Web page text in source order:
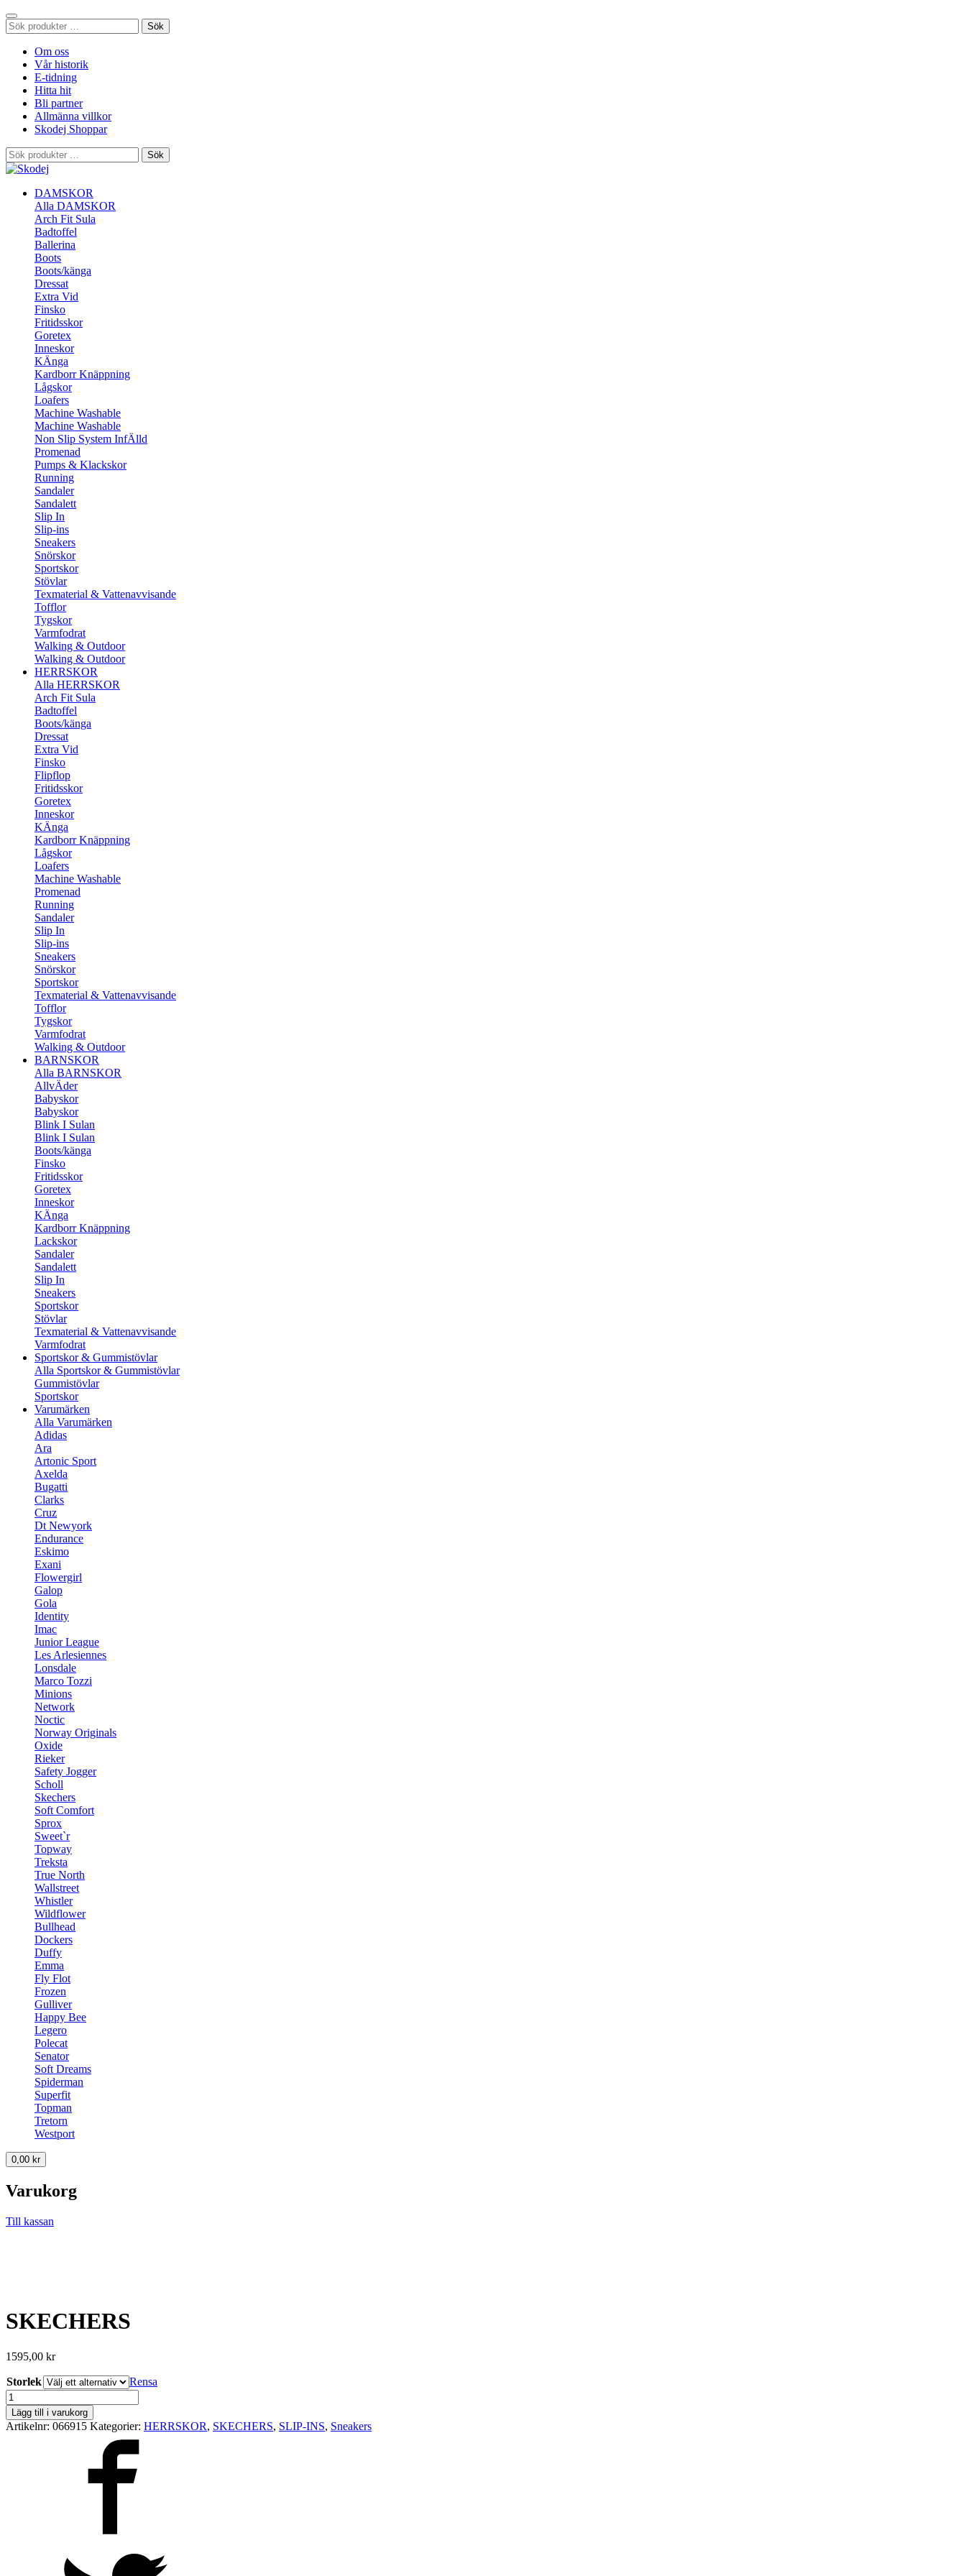
Sök
efter:
Sök
Om oss
Vår historik
E-tidning
Hitta hit
Bli partner
Allmänna villkor
Skodej Shoppar
Sök
efter:
Sök
DAMSKOR
Alla DAMSKOR
Arch Fit Sula
Badtoffel
Ballerina
Boots
Boots/känga
Dressat
Extra Vid
Finsko
Fritidsskor
Goretex
Inneskor
KÄnga
Kardborr Knäppning
Lågskor
Loafers
Machine Washable
Machine Washable
Non Slip System InfÄlld
Promenad
Pumps & Klackskor
Running
Sandaler
Sandalett
Slip In
Slip-ins
Sneakers
Snörskor
Sportskor
Stövlar
Texmaterial & Vattenavvisande
Tofflor
Tygskor
Varmfodrat
Walking & Outdoor
Walking & Outdoor
HERRSKOR
Alla HERRSKOR
Arch Fit Sula
Badtoffel
Boots/känga
Dressat
Extra Vid
Finsko
Flipflop
Fritidsskor
Goretex
Inneskor
KÄnga
Kardborr Knäppning
Lågskor
Loafers
Machine Washable
Promenad
Running
Sandaler
Slip In
Slip-ins
Sneakers
Snörskor
Sportskor
Texmaterial & Vattenavvisande
Tofflor
Tygskor
Varmfodrat
Walking & Outdoor
BARNSKOR
Alla BARNSKOR
AllvÄder
Babyskor
Babyskor
Blink I Sulan
Blink I Sulan
Boots/känga
Finsko
Fritidsskor
Goretex
Inneskor
KÄnga
Kardborr Knäppning
Lackskor
Sandaler
Sandalett
Slip In
Sneakers
Sportskor
Stövlar
Texmaterial & Vattenavvisande
Varmfodrat
Sportskor & Gummistövlar
Alla Sportskor & Gummistövlar
Gummistövlar
Sportskor
Varumärken
Alla Varumärken
Adidas
Ara
Artonic Sport
Axelda
Bugatti
Clarks
Cruz
Dt Newyork
Endurance
Eskimo
Exani
Flowergirl
Galop
Gola
Identity
Imac
Junior League
Les Arlesiennes
Lonsdale
Marco Tozzi
Minions
Network
Noctic
Norway Originals
Oxide
Rieker
Safety Jogger
Scholl
Skechers
Soft Comfort
Sprox
Sweet`r
Topway
Treksta
True North
Wallstreet
Whistler
Wildflower
Bullhead
Dockers
Duffy
Emma
Fly Flot
Frozen
Gulliver
Happy Bee
Legero
Polecat
Senator
Soft Dreams
Spiderman
Superfit
Topman
Tretorn
Westport
0,00 kr
Varukorg
Till kassan
SKECHERS
1595,00 kr
Storlek
Rensa
SKECHERS
mängd
Lägg till i varukorg
Artikelnr: 066915 Kategorier: HERRSKOR, SKECHERS, SLIP-INS, Sneakers